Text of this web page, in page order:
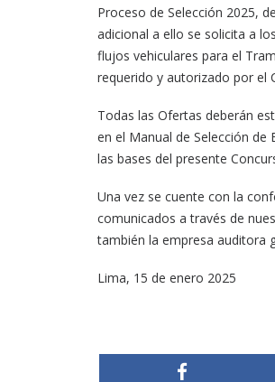
Proceso de Selección 2025,
adicional a ello se solicita a
flujos vehiculares para el
requerido y autorizado por el
Todas las Ofertas deberán
en el Manual de Selección
las bases del presente
Una vez se cuente con la
comunicados a través de
también la empresa auditora
Lima, 15 de enero 2025